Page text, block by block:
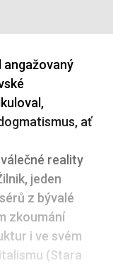
angažovaný
ať
reality
jeden
z bývalé
zkoumání
i ve svém
(Stara